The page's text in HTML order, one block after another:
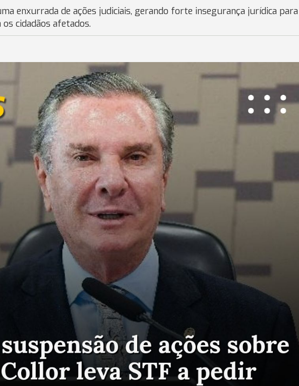
enxurrada de ações judiciais, gerando forte insegurança jurídica
cidadãos afetados.